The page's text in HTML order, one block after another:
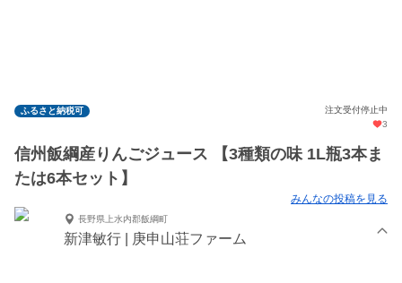
ふるさと納税可
注文受付停止中
3
信州飯綱産りんごジュース 【3種類の味 1L瓶3本ま
たは6本セット】
みんなの投稿を見る
長野県上水内郡飯綱町
新津敏行 | 庚申山荘ファーム